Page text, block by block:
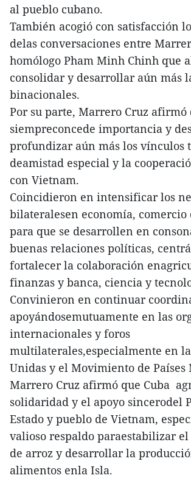
al pueblo cubano.
También acogió con satisfacción
delas conversaciones entre
homólogo Pham Minh Chinh que
consolidar y desarrollar aún más
binacionales.
Por su parte, Marrero Cruz afirmó
siempreconcede importancia y
profundizar aún más los vínculos
deamistad especial y la
con Vietnam.
Coincidieron en intensificar los
bilateralesen economía,
para que se desarrollen en
buenas relaciones políticas,
fortalecer la colaboración
finanzas y banca, ciencia y
Convinieron en continuar
apoyándosemutuamente en las
internacionales y foros
multilaterales,especialmente en
Unidas y el Movimiento de Países
Marrero Cruz afirmó que Cuba
solidaridad y el apoyo sincerodel
Estado y pueblo de Vietnam,
valioso respaldo paraestabilizar
de arroz y desarrollar la
alimentos enla Isla.